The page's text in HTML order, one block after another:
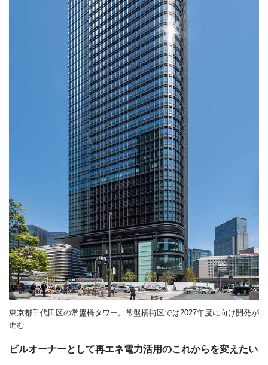
東京都千代田区の常盤橋タワー。常盤橋街区では2027年度に向け開発が
進む
ビルオーナーとして再エネ電力活用のこれからを変えたい